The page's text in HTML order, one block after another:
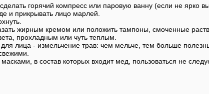
горячий компресс или паровую ванну (если не ярко
и прикрывать лицо марлей.
жирным кремом или положить тампоны, смоченные
прохладным или чуть теплым.
лица - измельчение трав: чем мельче, тем больше
в состав которых входит мед, пользоваться не